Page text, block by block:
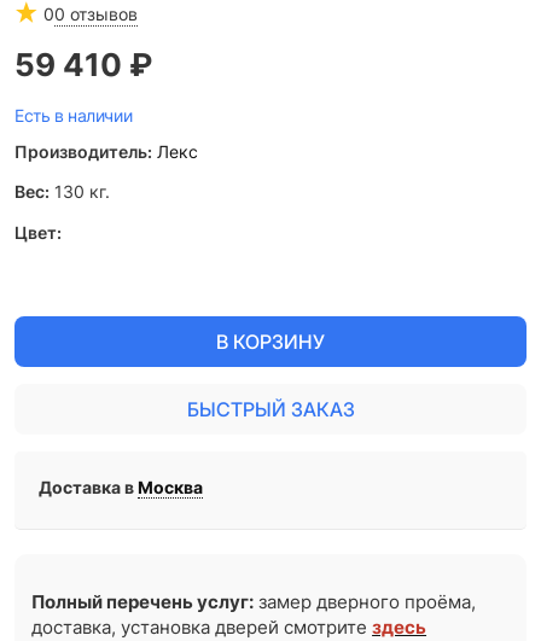
00 отзывов
59 410 ₽
Есть в наличии
Производитель: Лекс
Вес: 130 кг.
Цвет:
В КОРЗИНУ
БЫСТРЫЙ ЗАКАЗ
Доставка вМосква
Полный перечень услуг: замер дверного проёма,
доставка, установка дверей смотритездесь